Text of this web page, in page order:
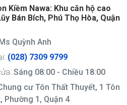
Kiềm Nawa: Khu căn hộ cao
Bán Bích, Phú Thọ Hòa, Quận
Ms Quỳnh Anh
(028) 7309 9799
Sáng 08:00 - Chiều 18:00
cư Tôn Thất Thuyết, 1 Tôn
Phường 1, Quận 4